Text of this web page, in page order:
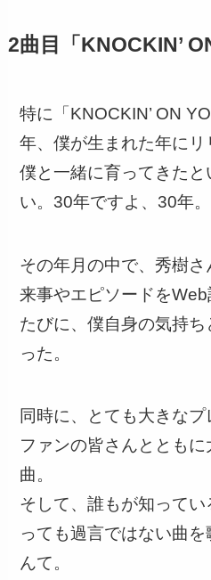
2曲目「KNOCKIN’
特に「KNOCKIN’ ON
年、僕が生まれた年に
僕と一緒に育ってきた
い。30年ですよ、30年。
その年月の中で、秀樹
来事やエピソードを
たびに、僕自身の気持
った。
同時に、とても大きなプ
ファンの皆さんととも
曲。
そして、誰もが知って
っても過言ではない曲
んて。